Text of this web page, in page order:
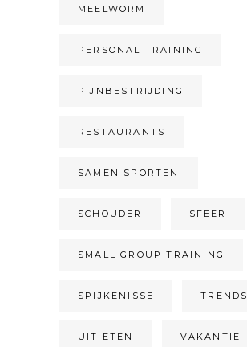
MEELWORM
PERSONAL TRAINING
PIJNBESTRIJDING
RESTAURANTS
SAMEN SPORTEN
SCHOUDER SFEER
SMALL GROUP TRAINING
SPIJKENISSE TRENDS
UIT ETEN VAKANTIE